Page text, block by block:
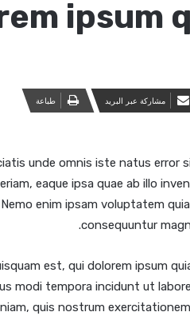
ipsum
مشاركة عبر البريد طباعة
unde omnis iste natus error
eaque ipsa quae ab illo
enim ipsam voluptatem
consequuntur
est, qui dolorem ipsum
modi tempora incidunt ut
quis nostrum